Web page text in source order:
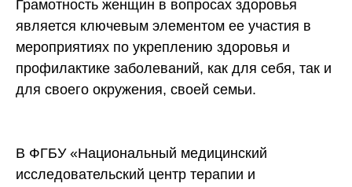
Грамотность женщин в вопросах здоровья
является ключевым элементом ее участия в
мероприятиях по укреплению здоровья и
профилактике заболеваний, как для себя, так и
для своего окружения, своей семьи.
В ФГБУ «Национальный медицинский
исследовательский центр терапии и